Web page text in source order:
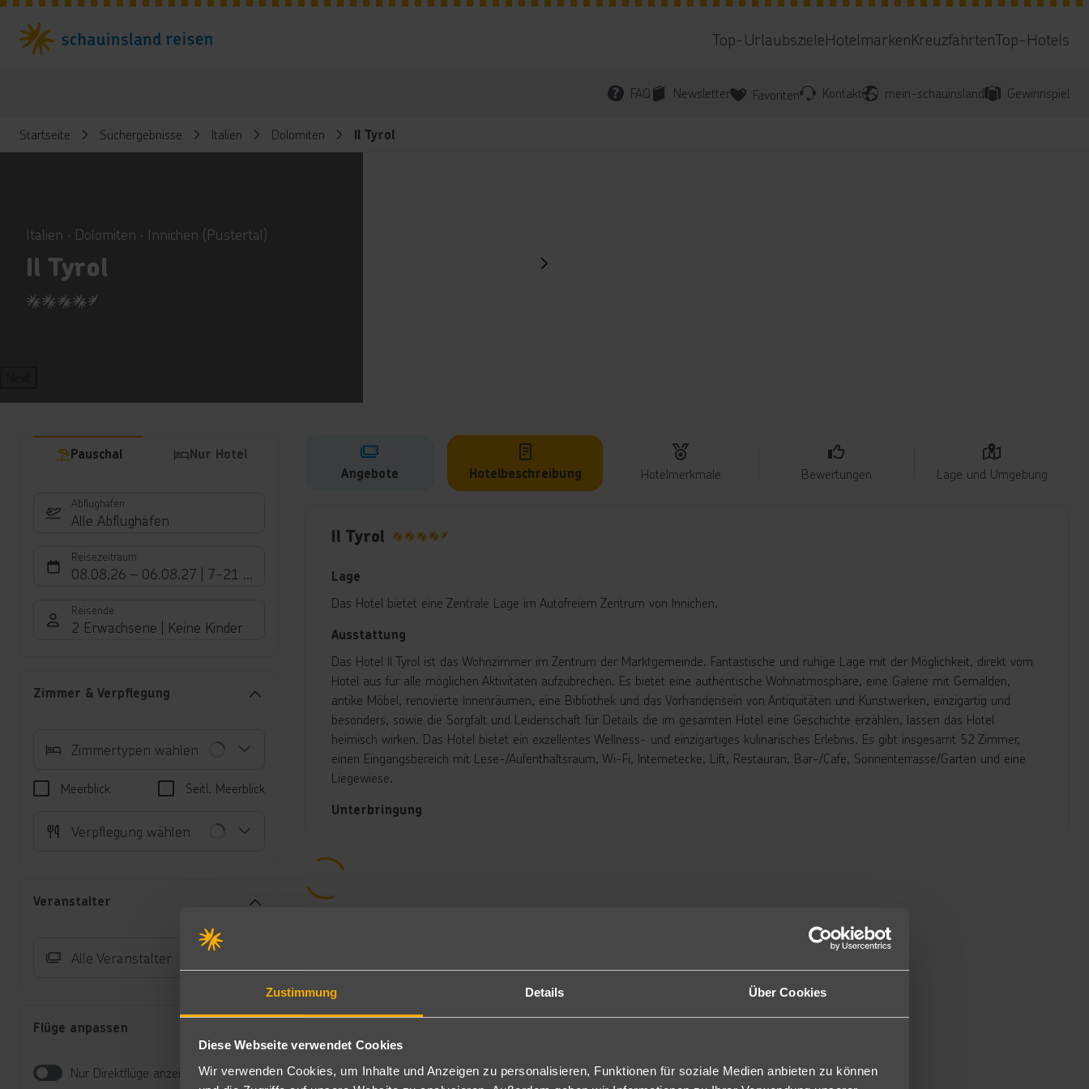
Zustimmung Details Über Cookies
Diese Webseite verwendet Cookies
Wir verwenden Cookies, um Inhalte und Anzeigen zu personalisieren, Funktionen für soziale Medien anbieten zu können
Top-UrlaubszieleHotelmarkenKreuzfahrtenTop-Hotels
FAQ Newsletter Favoriten Kontakt mein-schauinsland Gewinnspiel
Startseite Suchergebnisse Italien Dolomiten Il Tyrol
Italien ∙ Dolomiten ∙ Innichen (Pustertal)
Il Tyrol
4.5
Pauschal Nur Hotel
Abflughafen
Alle Abflughäfen
Reisezeitraum
08.08.26 – 06.08.27 7-21 Nächte
Reisende
2 Erwachsene Keine Kinder
Zimmer & Verpflegung
Zimmertypen wählen
Meerblick Seitl. Meerblick
Verpflegung wählen
Veranstalter
Alle Veranstalter
Flüge anpassen
Nur Direktflüge anzeigen
Angebote Hotelbeschreibung Hotelmerkmale Bewertungen Lage und Umgebung
Il Tyrol
Lage
Das Hotel bietet eine Zentrale Lage im Autofreiem Zentrum von Innichen.
Ausstattung
Das Hotel Il Tyrol ist das Wohnzimmer im Zentrum der Marktgemeinde. Fantastische und ruhige Lage mit der Möglichkeit, direkt vom
Hotel aus für alle möglichen Aktivitäten aufzubrechen. Es bietet eine authentische Wohnatmosphäre, eine Galerie mit Gemälden,
antike Möbel, renovierte Innenräumen, eine Bibliothek und das Vorhandensein von Antiquitäten und Kunstwerken, einzigartig und
besonders, sowie die Sorgfalt und Leidenschaft für Details die im gesamten Hotel eine Geschichte erzählen, lassen das Hotel
heimisch wirken. Das Hotel bietet ein exzellentes Wellness- und einzigartiges kulinarisches Erlebnis. Es gibt insgesamt 52 Zimmer,
einen Eingangsbereich mit Lese-/Aufenthaltsraum, Wi-Fi, Internetecke, Lift, Restauran, Bar-/Cafe, Sonnenterrasse/Garten und eine
Liegewiese.
Unterbringung
Zimmer. Zusätzlich gibt es in diesen Zimmern noch eine Schlafcouch bzw. Doppelausziehcouch.
Doppelzimmer Comfort: Die Zimmer sind mit 29 m² etwas größer als die Standard Doppelzimmer und mit: WC, Bad oder Dusche,
Doppelzimmer Deluxe: Diese Zimmer sind mit 33 m² am größten und ausgestattet mit: WC, Dusche, Balkon, Haartrockner,
Telefon, Sat.-TV, Zimmersafe, Minibar, kostenlosem Wi-Fi, Wellnesstasche mit Bademantel, Saunatücher und Badeslipper im
Halbpension